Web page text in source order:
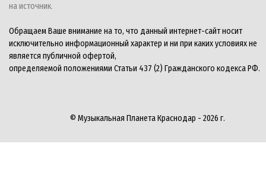
на источник.
Обращаем Ваше внимание на то, что данный интернет-сайт носит
исключительно информационный характер и ни при каких условиях не
является публичной офертой,
определяемой положениями Статьи 437 (2) Гражданского кодекса РФ.
© Музыкальная Планета Краснодар - 2026 г.